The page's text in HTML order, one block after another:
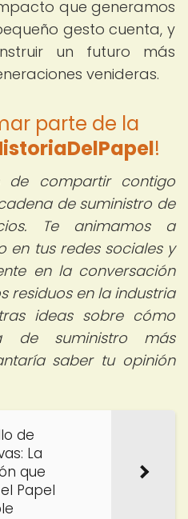
que generamos
gesto cuenta, y
un futuro más
venideras.
parte de la
!
de compartir contigo
de suministro de
Te animamos a
en tus redes sociales y
en la conversación
residuos en la industria
ideas sobre cómo
de suministro más
saber tu opinión
de
La
que
Papel